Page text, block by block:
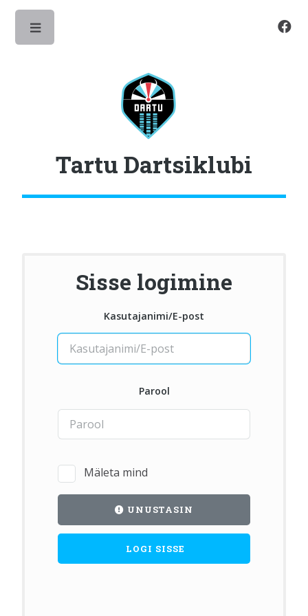
Tartu Dartsiklubi
Sisse logimine
Kasutajanimi/E-post
Parool
Mäleta mind
UNUSTASIN
LOGI SISSE